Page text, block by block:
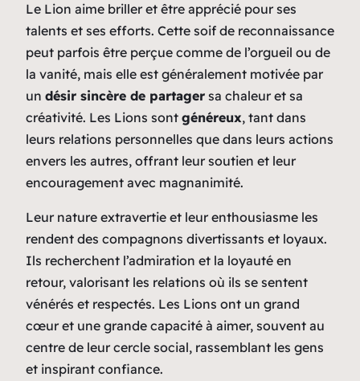
Le Lion aime briller et être apprécié pour ses
talents et ses efforts. Cette soif de reconnaissance
peut parfois être perçue comme de l’orgueil ou de
la vanité, mais elle est généralement motivée par
un désir sincère de partager sa chaleur et sa
créativité. Les Lions sont généreux, tant dans
leurs relations personnelles que dans leurs actions
envers les autres, offrant leur soutien et leur
encouragement avec magnanimité.
Leur nature extravertie et leur enthousiasme les
rendent des compagnons divertissants et loyaux.
Ils recherchent l’admiration et la loyauté en
retour, valorisant les relations où ils se sentent
vénérés et respectés. Les Lions ont un grand
cœur et une grande capacité à aimer, souvent au
centre de leur cercle social, rassemblant les gens
et inspirant confiance.